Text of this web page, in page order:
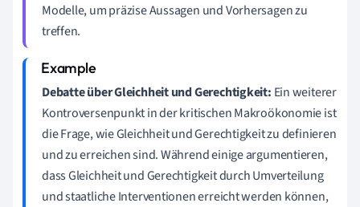
Modelle, um präzise Aussagen und Vorhersagen zu
treffen.
Debatte über Gleichheit und Gerechtigkeit: Ein weiterer
Kontroversenpunkt in der kritischen Makroökonomie ist
die Frage, wie Gleichheit und Gerechtigkeit zu definieren
und zu erreichen sind. Während einige argumentieren,
dass Gleichheit und Gerechtigkeit durch Umverteilung
und staatliche Interventionen erreicht werden können,